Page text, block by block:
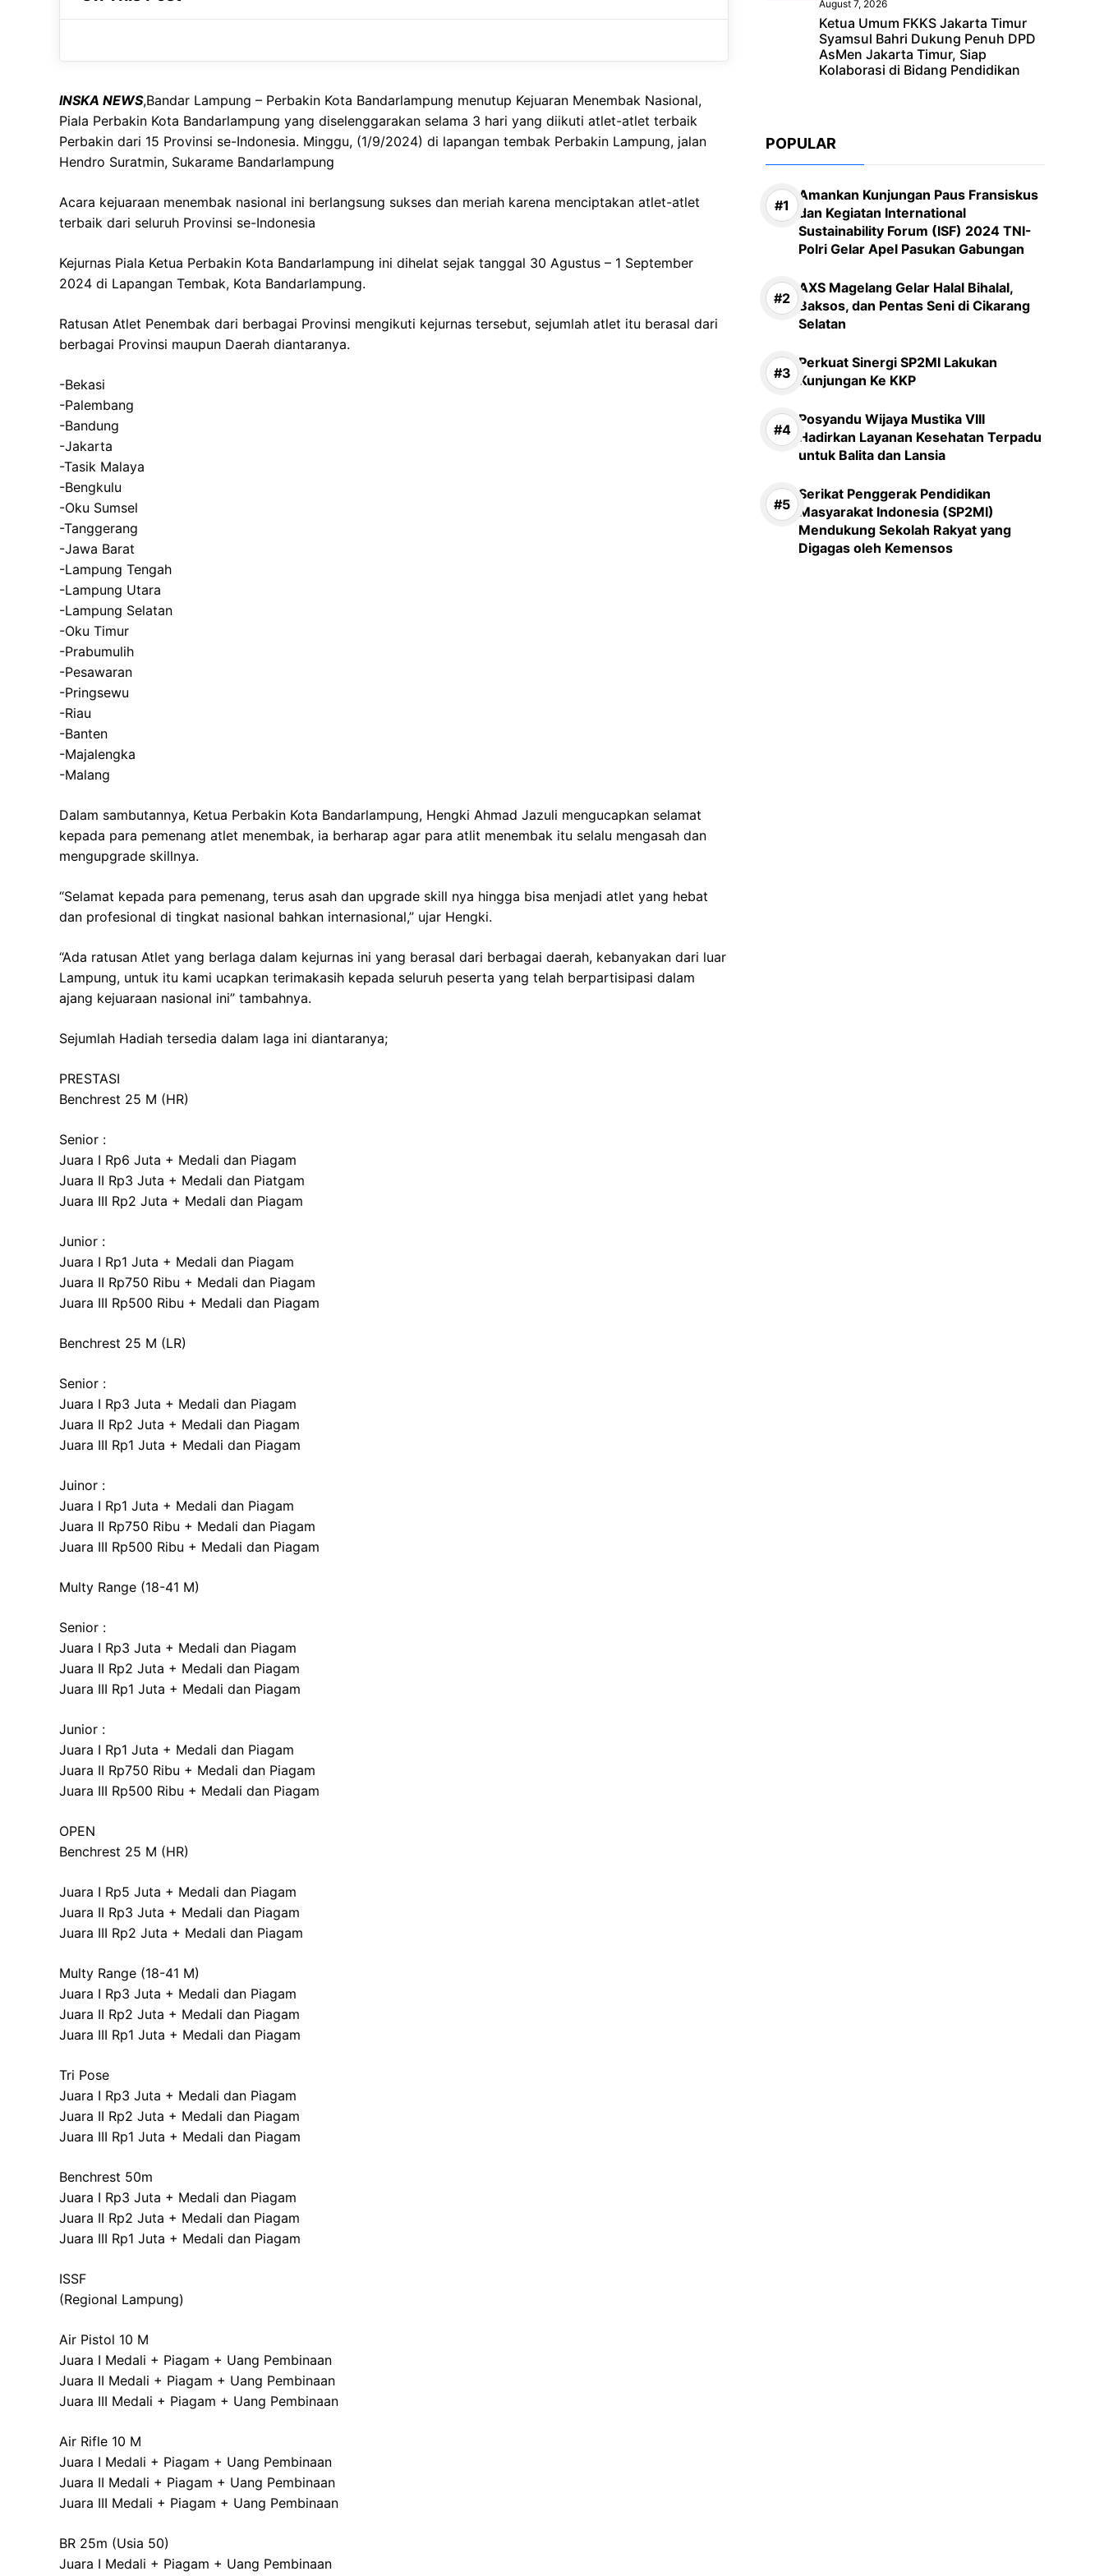
o
k
A
p
a
INSKA NEWS,Bandar Lampung – Perbakin Kota Bandarlampung menutup Kejuaran Menembak Nasional,
Piala Perbakin Kota Bandarlampung yang diselenggarakan selama 3 hari yang diikuti atlet-atlet terbaik
Perbakin dari 15 Provinsi se-Indonesia. Minggu, (1/9/2024) di lapangan tembak Perbakin Lampung, jalan
Hendro Suratmin, Sukarame Bandarlampung
Acara kejuaraan menembak nasional ini berlangsung sukses dan meriah karena menciptakan atlet-atlet
terbaik dari seluruh Provinsi se-Indonesia
Kejurnas Piala Ketua Perbakin Kota Bandarlampung ini dihelat sejak tanggal 30 Agustus – 1 September
2024 di Lapangan Tembak, Kota Bandarlampung.
Ratusan Atlet Penembak dari berbagai Provinsi mengikuti kejurnas tersebut, sejumlah atlet itu berasal dari
berbagai Provinsi maupun Daerah diantaranya.
-Bekasi
-Palembang
-Bandung
-Jakarta
-Tasik Malaya
-Bengkulu
-Oku Sumsel
-Tanggerang
-Jawa Barat
-Lampung Tengah
-Lampung Utara
-Lampung Selatan
-Oku Timur
-Prabumulih
-Pesawaran
-Pringsewu
-Riau
-Banten
-Majalengka
-Malang
Dalam sambutannya, Ketua Perbakin Kota Bandarlampung, Hengki Ahmad Jazuli mengucapkan selamat
kepada para pemenang atlet menembak, ia berharap agar para atlit menembak itu selalu mengasah dan
mengupgrade skillnya.
“Selamat kepada para pemenang, terus asah dan upgrade skill nya hingga bisa menjadi atlet yang hebat
dan profesional di tingkat nasional bahkan internasional,” ujar Hengki.
“Ada ratusan Atlet yang berlaga dalam kejurnas ini yang berasal dari berbagai daerah, kebanyakan dari luar
Lampung, untuk itu kami ucapkan terimakasih kepada seluruh peserta yang telah berpartisipasi dalam
ajang kejuaraan nasional ini” tambahnya.
Sejumlah Hadiah tersedia dalam laga ini diantaranya;
PRESTASI
Benchrest 25 M (HR)
Senior :
Juara I Rp6 Juta + Medali dan Piagam
Juara II Rp3 Juta + Medali dan Piatgam
Juara III Rp2 Juta + Medali dan Piagam
Junior :
Juara I Rp1 Juta + Medali dan Piagam
Juara II Rp750 Ribu + Medali dan Piagam
Juara III Rp500 Ribu + Medali dan Piagam
Benchrest 25 M (LR)
Senior :
Juara I Rp3 Juta + Medali dan Piagam
Juara II Rp2 Juta + Medali dan Piagam
Juara III Rp1 Juta + Medali dan Piagam
Juinor :
Juara I Rp1 Juta + Medali dan Piagam
Juara II Rp750 Ribu + Medali dan Piagam
Juara III Rp500 Ribu + Medali dan Piagam
Multy Range (18-41 M)
Senior :
Juara I Rp3 Juta + Medali dan Piagam
Juara II Rp2 Juta + Medali dan Piagam
Juara III Rp1 Juta + Medali dan Piagam
Junior :
Juara I Rp1 Juta + Medali dan Piagam
Juara II Rp750 Ribu + Medali dan Piagam
Juara III Rp500 Ribu + Medali dan Piagam
OPEN
Benchrest 25 M (HR)
Juara I Rp5 Juta + Medali dan Piagam
Juara II Rp3 Juta + Medali dan Piagam
Juara III Rp2 Juta + Medali dan Piagam
Multy Range (18-41 M)
Juara I Rp3 Juta + Medali dan Piagam
Juara II Rp2 Juta + Medali dan Piagam
Juara III Rp1 Juta + Medali dan Piagam
Tri Pose
Juara I Rp3 Juta + Medali dan Piagam
Juara II Rp2 Juta + Medali dan Piagam
Juara III Rp1 Juta + Medali dan Piagam
Benchrest 50m
Juara I Rp3 Juta + Medali dan Piagam
Juara II Rp2 Juta + Medali dan Piagam
Juara III Rp1 Juta + Medali dan Piagam
ISSF
(Regional Lampung)
Air Pistol 10 M
Juara I Medali + Piagam + Uang Pembinaan
Juara II Medali + Piagam + Uang Pembinaan
Juara III Medali + Piagam + Uang Pembinaan
Air Rifle 10 M
Juara I Medali + Piagam + Uang Pembinaan
Juara II Medali + Piagam + Uang Pembinaan
Juara III Medali + Piagam + Uang Pembinaan
BR 25m (Usia 50)
Juara I Medali + Piagam + Uang Pembinaan
August 7, 2026
Ketua Umum FKKS Jakarta Timur
Syamsul Bahri Dukung Penuh DPD
AsMen Jakarta Timur, Siap
Kolaborasi di Bidang Pendidikan
POPULAR
Amankan Kunjungan Paus Fransiskus
dan Kegiatan International
Sustainability Forum (ISF) 2024 TNI-
Polri Gelar Apel Pasukan Gabungan
AXS Magelang Gelar Halal Bihalal,
Baksos, dan Pentas Seni di Cikarang
Selatan
Perkuat Sinergi SP2MI Lakukan
Kunjungan Ke KKP
Posyandu Wijaya Mustika VIII
Hadirkan Layanan Kesehatan Terpadu
untuk Balita dan Lansia
Serikat Penggerak Pendidikan
Masyarakat Indonesia (SP2MI)
Mendukung Sekolah Rakyat yang
Digagas oleh Kemensos